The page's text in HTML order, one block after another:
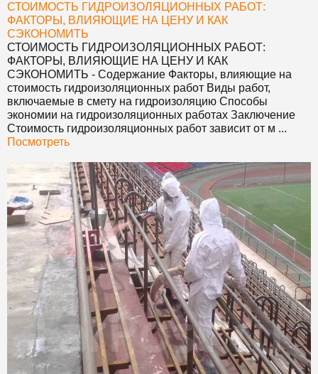
СТОИМОСТЬ ГИДРОИЗОЛЯЦИОННЫХ РАБОТ:
ФАКТОРЫ, ВЛИЯЮЩИЕ НА ЦЕНУ И КАК
СЭКОНОМИТЬ
СТОИМОСТЬ ГИДРОИЗОЛЯЦИОННЫХ РАБОТ:
ФАКТОРЫ, ВЛИЯЮЩИЕ НА ЦЕНУ И КАК
СЭКОНОМИТЬ - Содержание Факторы, влияющие на
стоимость гидроизоляционных работ Виды работ,
включаемые в смету на гидроизоляцию Способы
экономии на гидроизоляционных работах Заключение
Стоимость гидроизоляционных работ зависит от м ...
Посмотреть